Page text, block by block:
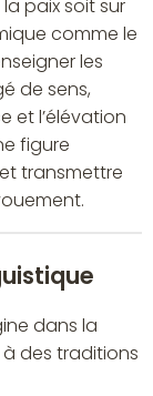
paix soit sur
comme le
les
de sens,
et l’élévation
figure
transmettre
des traditions